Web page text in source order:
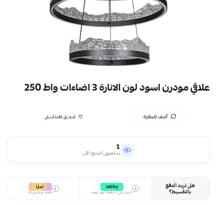
علاقي مودرن اسود لون الانارة 3 اضاءات واط 250
أضف للمقارنة أضف إلى قائمة أمنياتي
1
يشاهدون المنتج الآن
هل تريد الدفع
بالتقسيط؟
i
tabby
قسمها على 4 دفعات بدون تعقيد
i تمارا
دفعات مرنة وسهلة